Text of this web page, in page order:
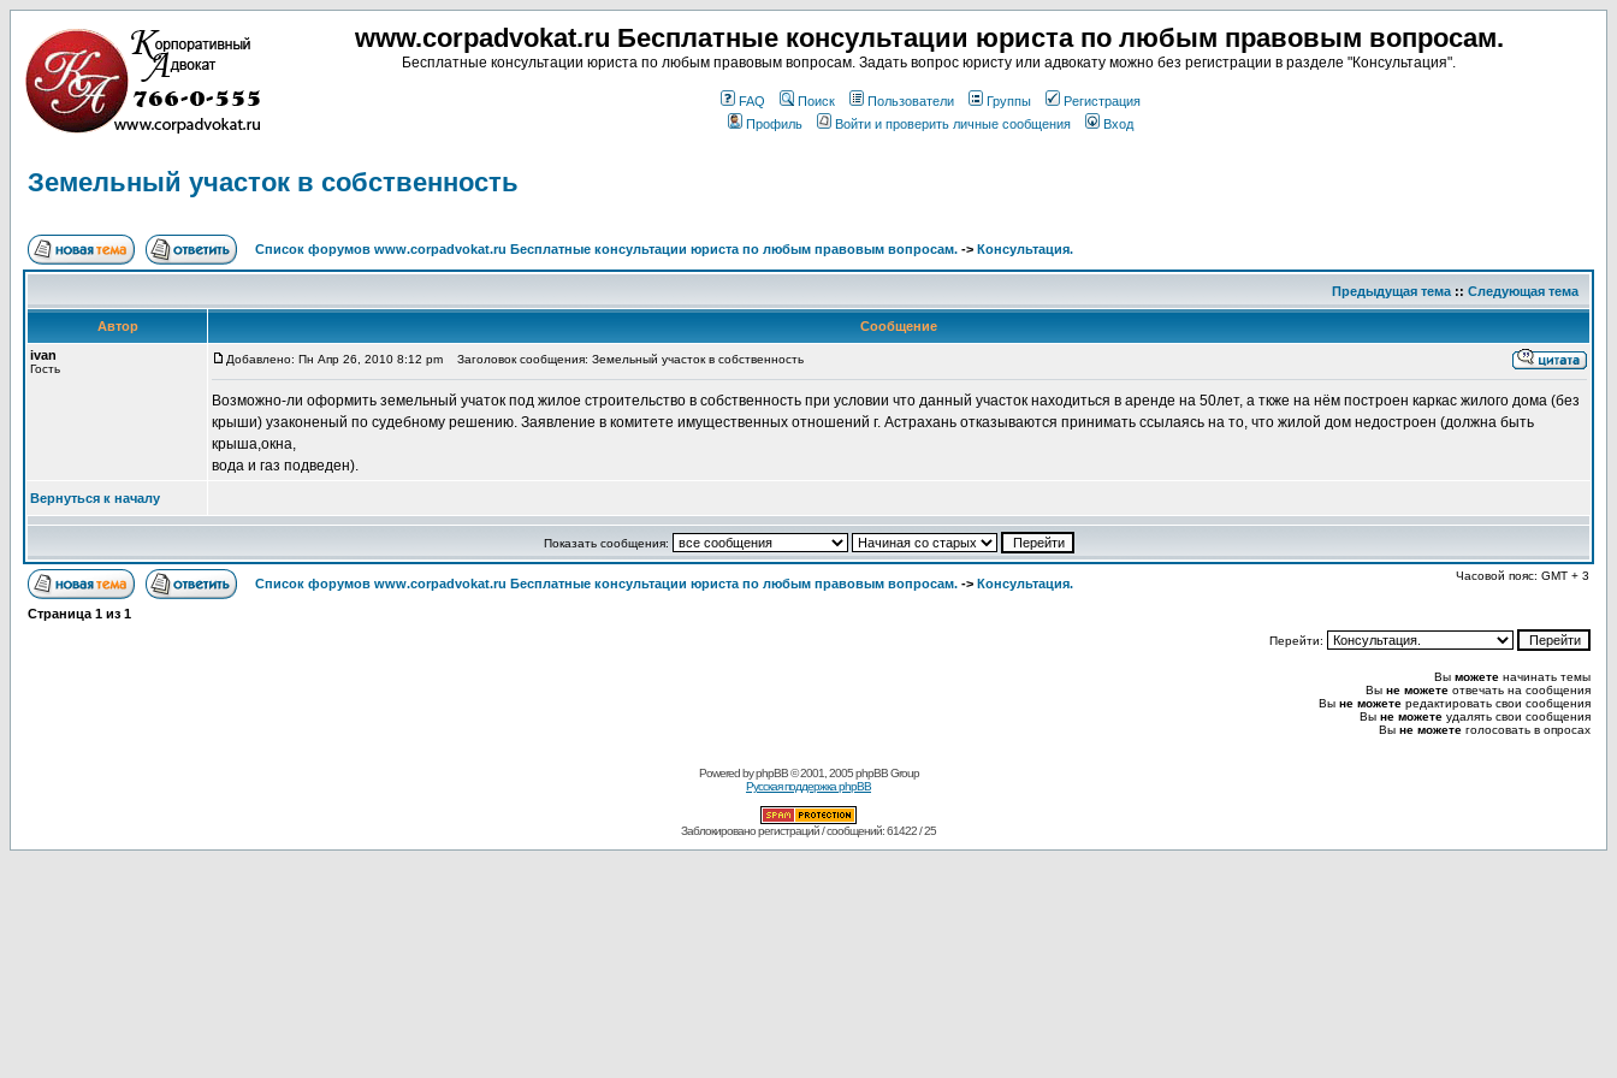
www.corpadvokat.ru Бесплатные консультации юриста по любым правовым вопросам.
Бесплатные консультации юриста по любым правовым вопросам. Задать вопрос юристу или адвокату можно без регистрации в разделе "Консультация".
FAQ Поиск Пользователи Группы
Регистрация
Профиль
Войти и проверить личные сообщения Вход
Земельный участок в собственность
Список форумов www.corpadvokat.ru Бесплатные консультации юриста по любым правовым вопросам. -> Консультация.
Предыдущая тема :: Следующая тема
Автор
Сообщение
ivan
Гость
Добавлено: Пн Апр 26, 2010 8:12 pm Заголовок сообщения: Земельный участок в собственность
Возможно-ли оформить земельный учаток под жилое строительство в собственность при условии что данный участок находиться в аренде на 50лет, а ткже на нём построен каркас жилого дома (без
крыши) узаконеный по судебному решению. Заявление в комитете имущественных отношений г. Астрахань отказываются принимать ссылаясь на то, что жилой дом недостроен (должна быть
крыша,окна,
вода и газ подведен).
Вернуться к началу
Показать сообщения:
Список форумов www.corpadvokat.ru Бесплатные консультации юриста по любым правовым вопросам. -> Консультация.
Часовой пояс: GMT + 3
Страница 1 из 1
Перейти:
Вы можете начинать темы
Вы не можете отвечать на сообщения
Вы не можете редактировать свои сообщения
Вы не можете удалять свои сообщения
Вы не можете голосовать в опросах
Powered byphpBB© 2001, 2005 phpBB Group
Русская поддержка phpBB
Заблокировано регистраций / сообщений: 61422 / 25